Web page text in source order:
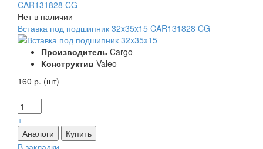
CAR131828 CG
Нет в наличии
Вставка под подшипник 32x35x15 CAR131828 CG
Производитель Cargo
Конструктив Valeo
160 р. (шт)
-
+
В закладки